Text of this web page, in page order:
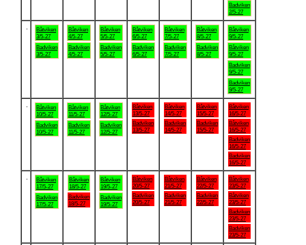
Badviken
2/5-27
Båtviken
3/5-27
Badviken
3/5-27
Båtviken
4/5-27
Badviken
4/5-27
Båtviken
5/5-27
Badviken
5/5-27
Båtviken
6/5-27
Badviken
6/5-27
Båtviken
7/5-27
Badviken
7/5-27
Båtviken
8/5-27
Badviken
8/5-27
Båtviken
9/5-27
Båtviken
9/5-27
Badviken
9/5-27
Badviken
9/5-27
Båtviken
10/5-27
Badviken
10/5-27
Båtviken
11/5-27
Badviken
11/5-27
Båtviken
12/5-27
Badviken
12/5-27
Båtviken
13/5-27
Badviken
13/5-27
Båtviken
14/5-27
Badviken
14/5-27
Båtviken
15/5-27
Badviken
15/5-27
Båtviken
16/5-27
Båtviken
16/5-27
Badviken
16/5-27
Badviken
16/5-27
Båtviken
17/5-27
Badviken
17/5-27
Båtviken
18/5-27
Badviken
18/5-27
Båtviken
19/5-27
Badviken
19/5-27
Båtviken
20/5-27
Badviken
20/5-27
Båtviken
21/5-27
Badviken
21/5-27
Båtviken
22/5-27
Badviken
22/5-27
Båtviken
23/5-27
Båtviken
23/5-27
Badviken
23/5-27
Badviken
23/5-27